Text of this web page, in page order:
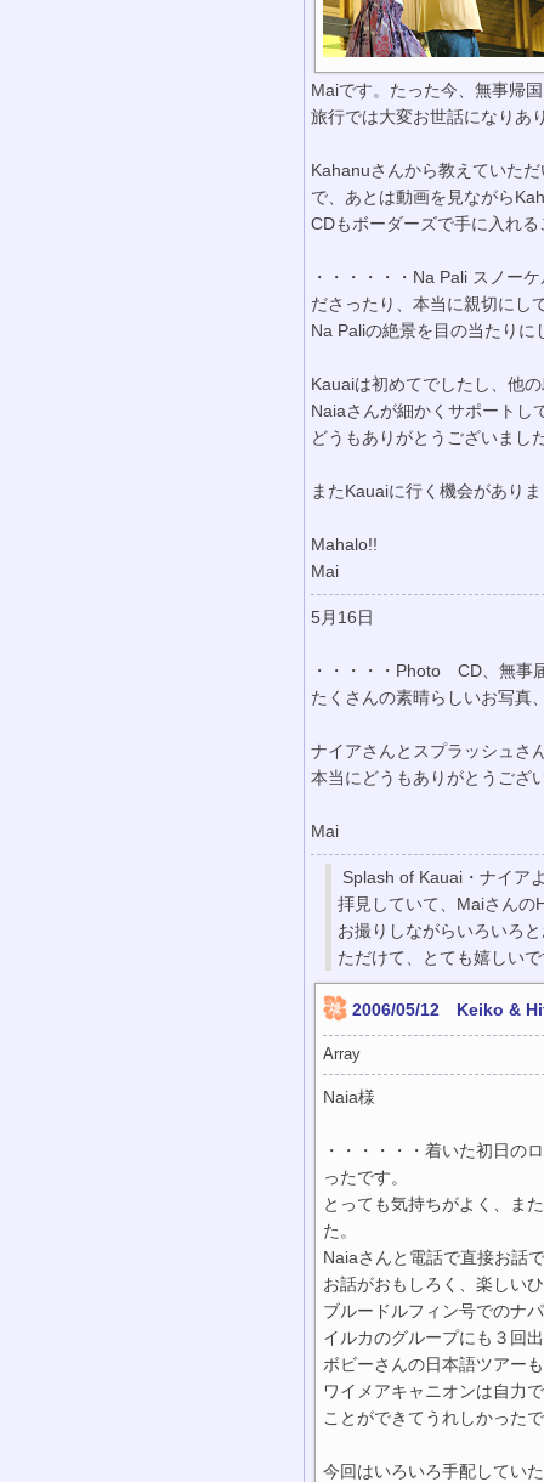
Maiです。たった今、無事帰
旅行では大変お世話になりあ
Kahanuさんから教えていた
で、あとは動画を見ながら
CDもボーダーズで手に入れ
・・・・・・Na Pali スノー
ださったり、本当に親切にし
Na Paliの絶景を目の当たり
Kauaiは初めてでしたし、他
Naiaさんが細かくサポートし
どうもありがとうございまし
またKauaiに行く機会があり
Mahalo!!
Mai
5月16日
・・・・・Photo CD、無事
たくさんの素晴らしいお写真
ナイアさんとスプラッシュさ
本当にどうもありがとうござ
Mai
Splash of Kauai・ナイア
拝見していて、Maiさんの
お撮りしながらいろいろ
ただけて、とても嬉しい
2006/05/12 Keiko &
Array
Naia様
・・・・・・着いた初日の
ったです。
とっても気持ちがよく、ま
た。
Naiaさんと電話で直接お話
お話がおもしろく、楽しい
ブルードルフィン号でのナ
イルカのグループにも３回
ボビーさんの日本語ツアー
ワイメアキャニオンは自力
ことができてうれしかった
今回はいろいろ手配してい